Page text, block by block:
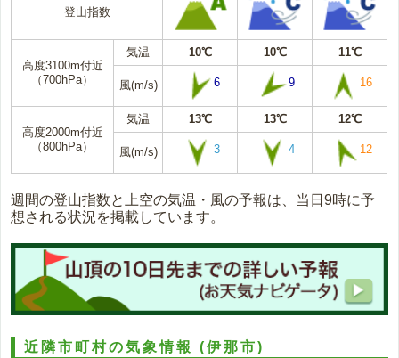
登山指数
高度3100m付近
（700hPa）
気温 10℃ 10℃ 11℃
風(m/s) 6 9 16
高度2000m付近
（800hPa）
気温 13℃ 13℃ 12℃
風(m/s) 3 4 12
週間の登山指数と上空の気温・風の予報は、当日9時に予
想される状況を掲載しています。
近隣市町村の気象情報(伊那市)